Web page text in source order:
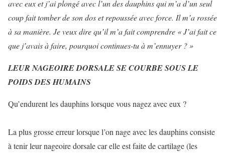
avec eux et j’ai plongé avec l’un des dauphins qui m’a d’un seul
coup fait tomber de son dos et repoussée avec force. Il m’a rossée
à sa manière. Je veux dire qu’il m’a fait comprendre « J’ai fait ce
que j’avais à faire, pourquoi continues-tu à m’ennuyer ? »
LEUR NAGEOIRE DORSALE SE COURBE SOUS LE
POIDS DES HUMAINS
Qu’endurent les dauphins lorsque vous nagez avec eux ?
La plus grosse erreur lorsque l’on nage avec les dauphins consiste
à tenir leur nageoire dorsale car elle est faite de cartilage (les